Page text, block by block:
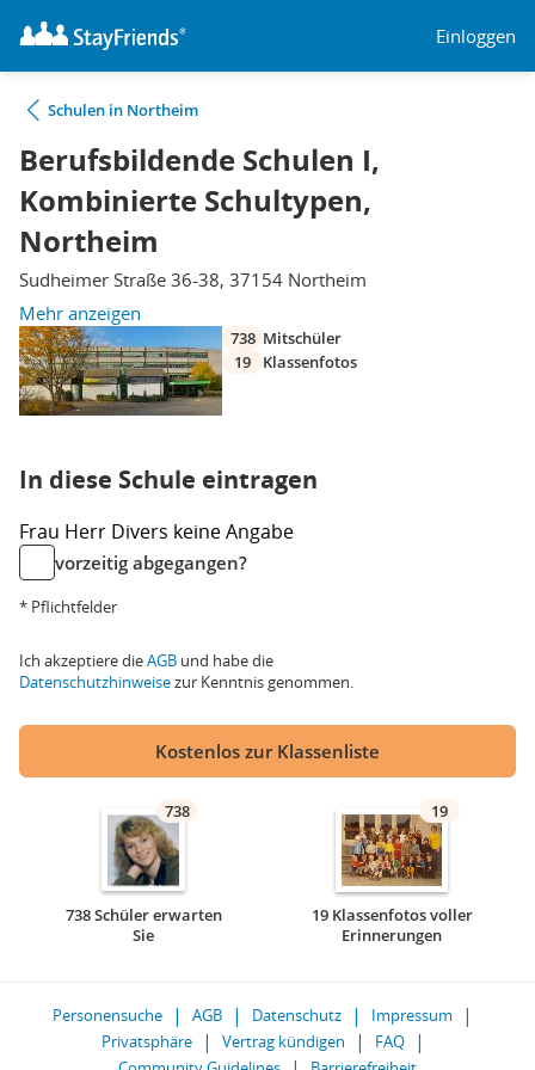
Einloggen
Schulen in Northeim
Berufsbildende Schulen I,
Kombinierte Schultypen,
Northeim
Sudheimer Straße 36-38, 37154 Northeim
Mehr anzeigen
738 Mitschüler
19
Klassenfotos
In diese Schule eintragen
Frau Herr Divers keine Angabe
vorzeitig abgegangen?
* Pflichtfelder
Ich akzeptiere dieAGB und habe die
Datenschutzhinweisezur Kenntnis genommen.
Kostenlos zur Klassenliste
738
738 Schüler erwarten
Sie
19
19 Klassenfotos voller
Erinnerungen
Personensuche AGB Datenschutz
Impressum
Privatsphäre
Vertrag kündigen
FAQ